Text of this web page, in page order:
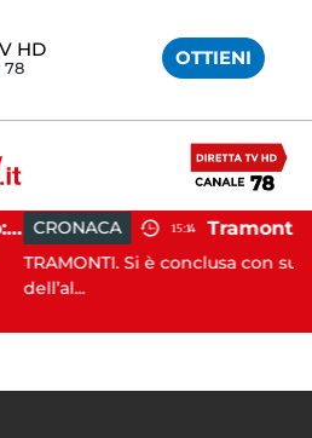
HD
78 OTTIENI
15:14
Si è conclusa con successo,